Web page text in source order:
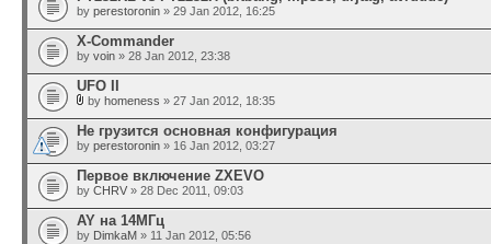
by perestoronin » 29 Jan 2012, 16:25
X-Commander
by voin » 28 Jan 2012, 23:38
UFO II
by homeness » 27 Jan 2012, 18:35
Не грузится основная конфигурация
by perestoronin » 16 Jan 2012, 03:27
Первое включение ZXEVO
by CHRV » 28 Dec 2011, 09:03
AY на 14МГц
by DimkaM » 11 Jan 2012, 05:56